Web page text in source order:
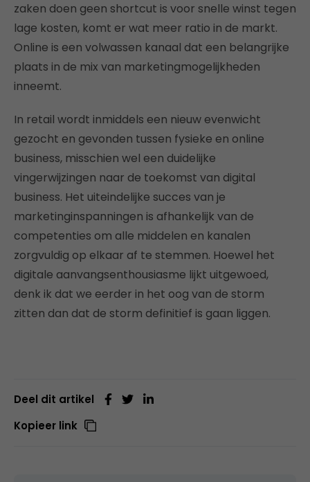
zaken doen geen shortcut is voor snelle winst tegen
lage kosten, komt er wat meer ratio in de markt.
Online is een volwassen kanaal dat een belangrijke
plaats in de mix van marketingmogelijkheden
inneemt.
In retail wordt inmiddels een nieuw evenwicht
gezocht en gevonden tussen fysieke en online
business, misschien wel een duidelijke
vingerwijzingen naar de toekomst van digital
business. Het uiteindelijke succes van je
marketinginspanningen is afhankelijk van de
competenties om alle middelen en kanalen
zorgvuldig op elkaar af te stemmen. Hoewel het
digitale aanvangsenthousiasme lijkt uitgewoed,
denk ik dat we eerder in het oog van de storm
zitten dan dat de storm definitief is gaan liggen.
Deel dit artikel
Kopieer link